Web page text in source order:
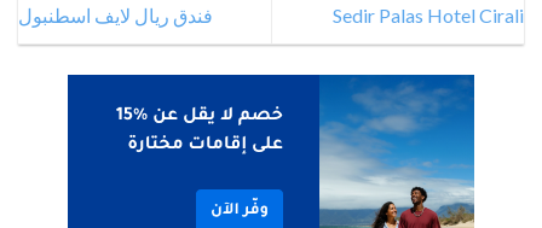
Sedir Palas Hotel Cirali فندق ريال لايف اسطنبول